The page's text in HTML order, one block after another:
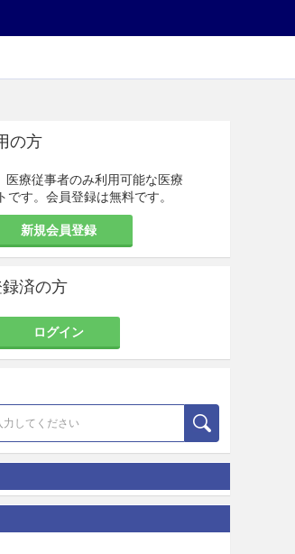
の方
医療従事者のみ利用可能な医療
です。会員登録は無料です。
新規会員登録
済の方
ログイン